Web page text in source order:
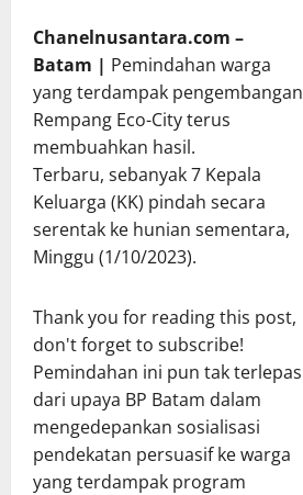
Chanelnusantara.com –
Batam | Pemindahan warga
yang terdampak pengembangan
Rempang Eco-City terus
membuahkan hasil.
Terbaru, sebanyak 7 Kepala
Keluarga (KK) pindah secara
serentak ke hunian sementara,
Minggu (1/10/2023).
Thank you for reading this post,
don't forget to subscribe!
Pemindahan ini pun tak terlepas
dari upaya BP Batam dalam
mengedepankan sosialisasi
pendekatan persuasif ke warga
yang terdampak program